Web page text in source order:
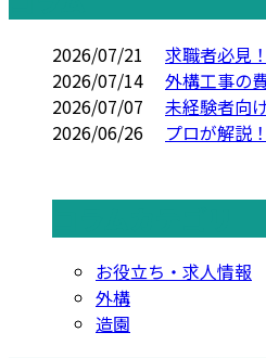
2026/07/21
求職者必見
2026/07/14
外構工事の
2026/07/07
未経験者向
2026/06/26
プロが解説
お役立ち・求人情報
外構
造園